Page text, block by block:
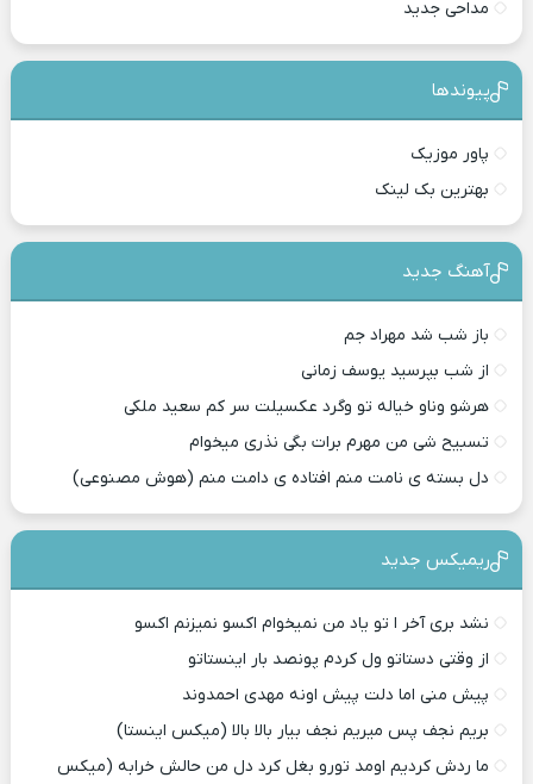
مداحی جدید
پیوندها
پاور موزیک
بهترین بک لینک
آهنگ جدید
باز شب شد مهراد جم
از شب بپرسید یوسف زمانی
هرشو وناو خیاله تو وگرد عکسیلت سر کم سعید ملکی
تسبیح شی من مهرم برات بگی نذری میخوام
دل بسته ی نامت منم افتاده ی دامت منم (هوش مصنوعی)
ریمیکس جدید
نشد بری آخر ا تو یاد من نمیخوام اکسو نمیزنم اکسو
از وقتی دستاتو ول کردم پونصد بار اینستاتو
پیش منی اما دلت پیش اونه مهدی احمدوند
بریم نجف پس میریم نجف بیار بالا بالا (میکس اینستا)
ما ردش کردیم اومد تورو بغل کرد دل من حالش خرابه (میکس